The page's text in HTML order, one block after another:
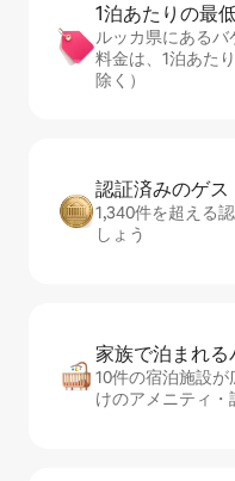
1泊あたりの最⁠
ルッカ県にある
料金は、1泊あた
除く）
認証済みのゲ⁠ス⁠
1,340件を超える
しょう
家族で泊まれ
10件の宿泊施設
けのアメニティ